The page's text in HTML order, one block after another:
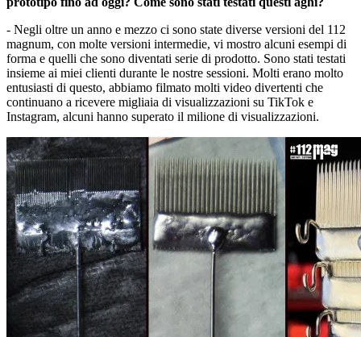
- Negli oltre un anno e mezzo ci sono state diverse versioni del 112
magnum, con molte versioni intermedie, vi mostro alcuni esempi di
forma e quelli che sono diventati serie di prodotto. Sono stati testati
insieme ai miei clienti durante le nostre sessioni. Molti erano molto
entusiasti di questo, abbiamo filmato molti video divertenti che
continuano a ricevere migliaia di visualizzazioni su TikTok e
Instagram, alcuni hanno superato il milione di visualizzazioni.